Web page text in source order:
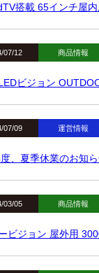
搭載 65インチ屋
07/12 商品情報
ビジョン
07/09 運営情報
、夏季休業のお知
03/05 商品情報
ビジョン 屋外用